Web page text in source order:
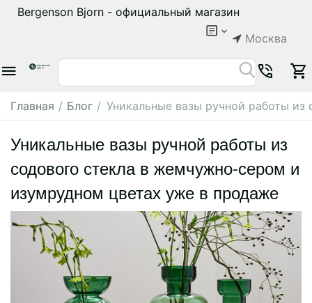
Bergenson Bjorn - официальный магазин
Москва
Главная / Блог / Уникальные вазы ручной работы
Уникальные вазы ручной работы из
содового стекла в жемчужно-сером и
изумрудном цветах уже в продаже